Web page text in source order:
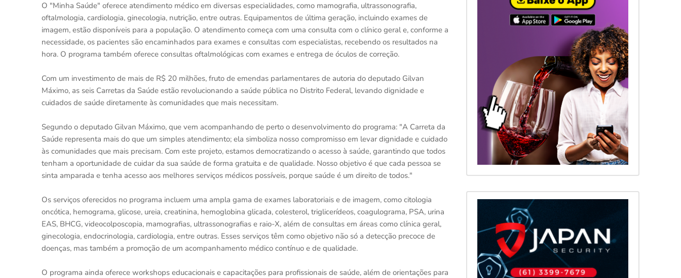
O "Minha Saúde" oferece atendimento médico em diversas especialidades, como mamografia, ultrassonografia,
oftalmologia, cardiologia, ginecologia, nutrição, entre outras. Equipamentos de última geração, incluindo exames de
imagem, estão disponíveis para a população. O atendimento começa com uma consulta com o clínico geral e, conforme a
necessidade, os pacientes são encaminhados para exames e consultas com especialistas, recebendo os resultados na
hora. O programa também oferece consultas oftalmológicas com exames e entrega de óculos de correção.
Com um investimento de mais de R$ 20 milhões, fruto de emendas parlamentares de autoria do deputado Gilvan
Máximo, as seis Carretas da Saúde estão revolucionando a saúde pública no Distrito Federal, levando dignidade e
cuidados de saúde diretamente às comunidades que mais necessitam.
Segundo o deputado Gilvan Máximo, que vem acompanhando de perto o desenvolvimento do programa: "A Carreta da
Saúde representa mais do que um simples atendimento; ela simboliza nosso compromisso em levar dignidade e cuidado
às comunidades que mais precisam. Com este projeto, estamos democratizando o acesso à saúde, garantindo que todos
tenham a oportunidade de cuidar da sua saúde de forma gratuita e de qualidade. Nosso objetivo é que cada pessoa se
sinta amparada e tenha acesso aos melhores serviços médicos possíveis, porque saúde é um direito de todos."
Os serviços oferecidos no programa incluem uma ampla gama de exames laboratoriais e de imagem, como citologia
oncótica, hemograma, glicose, ureia, creatinina, hemoglobina glicada, colesterol, triglicerídeos, coagulograma, PSA, urina
EAS, BHCG, videocolposcopia, mamografias, ultrassonografias e raio-X, além de consultas em áreas como clínica geral,
ginecologia, endocrinologia, cardiologia, entre outras. Esses serviços têm como objetivo não só a detecção precoce de
doenças, mas também a promoção de um acompanhamento médico contínuo e de qualidade.
O programa ainda oferece workshops educacionais e capacitações para profissionais de saúde, além de orientações para